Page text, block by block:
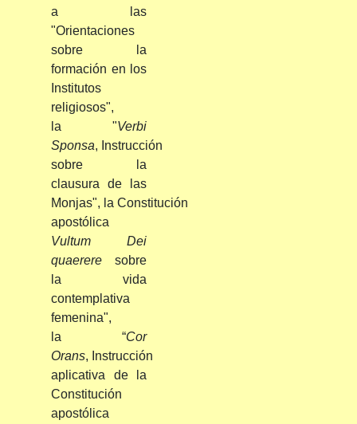
a las
"Orientaciones
sobre la
formación en los
Institutos
religiosos",
la "Verbi
Sponsa, Instrucción
sobre la
clausura de las
Monjas", la Constitución
apostólica
Vultum Dei
quaerere sobre
la vida
contemplativa
femenina",
la “Cor
Orans, Instrucción
aplicativa de la
Constitución
apostólica